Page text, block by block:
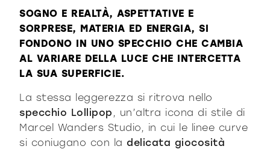
SOGNO E REALTÀ, ASPETTATIVE E
SORPRESE, MATERIA ED ENERGIA, SI
FONDONO IN UNO SPECCHIO CHE CAMBIA
AL VARIARE DELLA LUCE CHE INTERCETTA
LA SUA SUPERFICIE.
La stessa leggerezza si ritrova nello
specchio Lollipop , un’altra icona di stile di
Marcel Wanders Studio, in cui le linee curve
si coniugano con la delicata giocosità